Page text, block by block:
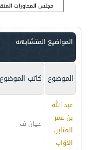
المواضيع المتشابهه
الموضوع كاتب الموضوع
عبد الله
بن عمر
المثابر،
الأوّاب
حيان ف